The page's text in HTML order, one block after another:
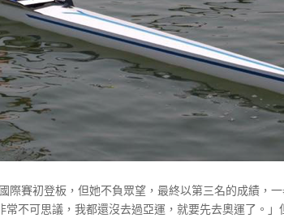
際賽初登板，但她不負眾望，最終以第三名的成績，
不可思議，我都還沒去過亞運，就要先去奧運了。」